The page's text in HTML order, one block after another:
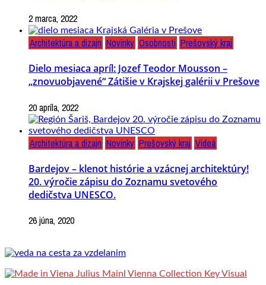
2 marca, 2022
Architektúra a dizajn Novinky Osobnosti Prešovský kraj
Dielo mesiaca apríl: Jozef Teodor Mousson –
„znovuobjavené“ Zátišie v Krajskej galérii v Prešove
20 apríla, 2022
Architektúra a dizajn Novinky Prešovský kraj Videá
Bardejov – klenot histórie a vzácnej architektúry!
20. výročie zápisu do Zoznamu svetového
dedičstva UNESCO.
26 júna, 2020